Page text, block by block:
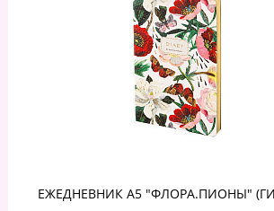
ЕЖЕДНЕВНИК А5 "ФЛОРА.ПИОНЫ"